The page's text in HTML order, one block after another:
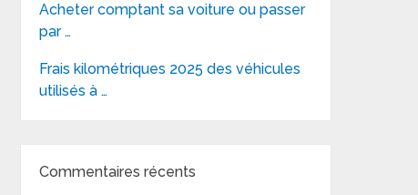
Acheter comptant sa voiture ou passer
par …
Frais kilométriques 2025 des véhicules
utilisés à …
Commentaires récents